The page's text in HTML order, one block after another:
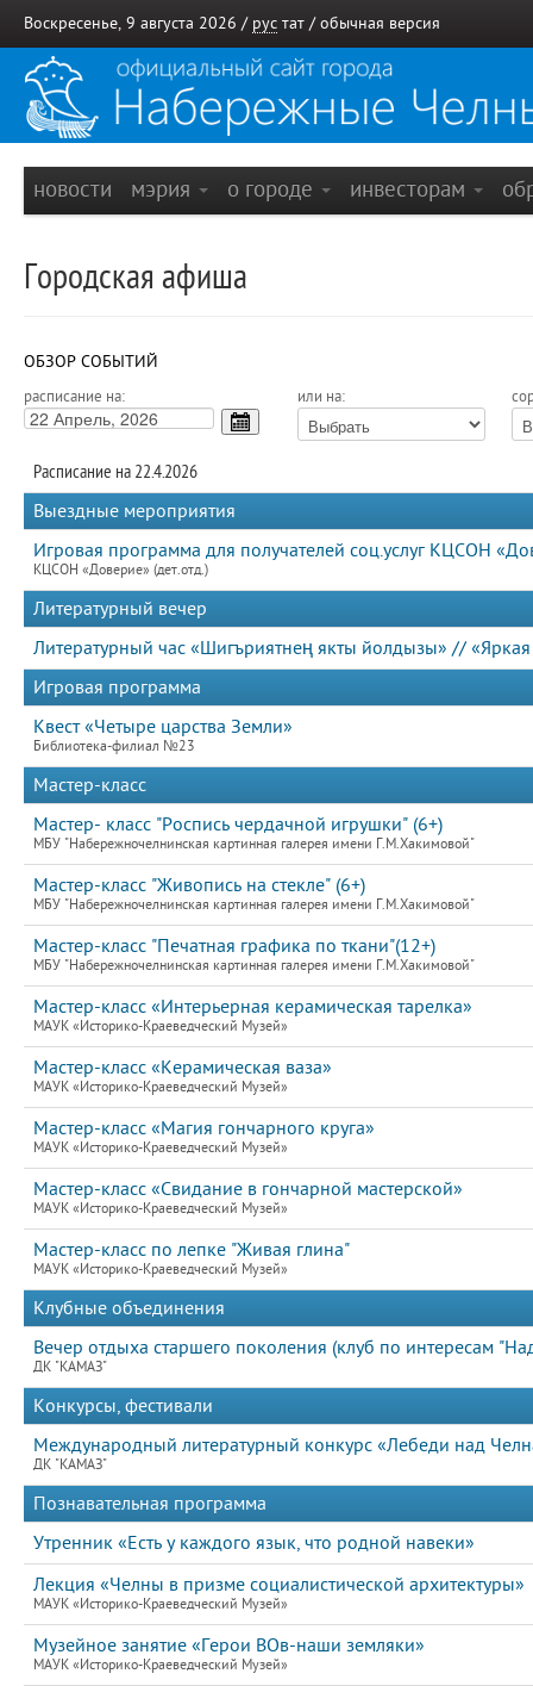
Воскресенье, 9 августа 2026 / рус тат / обычная версия
новости мэрия о городе инвесторам
Городская афиша
ОБЗОР СОБЫТИЙ
расписание на: или на:
Расписание на 22.4.2026
Выездные мероприятия
Игровая программа для получателей соц.услуг КЦСОН
КЦСОН «Доверие» (дет.отд.)
Литературный вечер
Литературный час «Шигъриятнең якты йолдызы» // «Яркая
Игровая программа
Квест «Четыре царства Земли»
Библиотека-филиал №23
Мастер-класс
Мастер- класс "Роспись чердачной игрушки" (6+)
МБУ "Набережночелнинская картинная галерея имени Г.М.Хакимовой"
Мастер-класс "Живопись на стекле" (6+)
МБУ "Набережночелнинская картинная галерея имени Г.М.Хакимовой"
Мастер-класс "Печатная графика по ткани"(12+)
МБУ "Набережночелнинская картинная галерея имени Г.М.Хакимовой"
Мастер-класс «Интерьерная керамическая тарелка»
МАУК «Историко-Краеведческий Музей»
Мастер-класс «Керамическая ваза»
МАУК «Историко-Краеведческий Музей»
Мастер-класс «Магия гончарного круга»
МАУК «Историко-Краеведческий Музей»
Мастер-класс «Свидание в гончарной мастерской»
МАУК «Историко-Краеведческий Музей»
Мастер-класс по лепке "Живая глина"
МАУК «Историко-Краеведческий Музей»
Клубные объединения
Вечер отдыха старшего поколения (клуб по интересам
ДК "КАМАЗ"
Конкурсы, фестивали
Международный литературный конкурс «Лебеди над
ДК "КАМАЗ"
Познавательная программа
Утренник «Есть у каждого язык, что родной навеки»
Лекция «Челны в призме социалистической архитектуры»
МАУК «Историко-Краеведческий Музей»
Музейное занятие «Герои ВОв-наши земляки»
МАУК «Историко-Краеведческий Музей»